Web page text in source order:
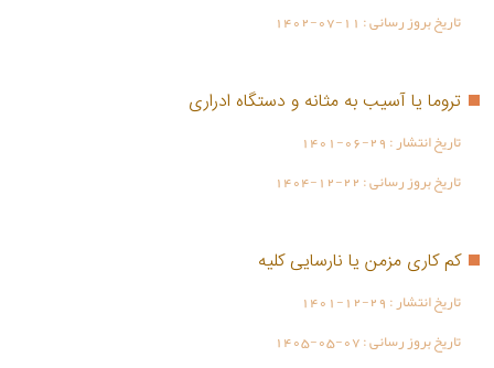
تاریخ بروز رسانی : 1402-07-11
تروما یا آسیب به مثانه و دستگاه ادراری
تاریخ انتشار :1401-06-29
تاریخ بروز رسانی :1404-12-22
کم کاری مزمن یا نارسایی کلیه
تاریخ انتشار :1401-12-29
تاریخ بروز رسانی :1405-05-07